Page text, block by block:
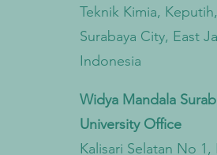
Teknik Kimia,
Surabaya City, East
Indonesia
Widya Mandala
University Office
Kalisari Selatan No 1,